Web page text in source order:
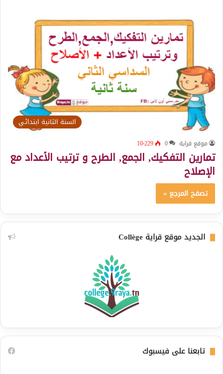
السنة الثانية ابتدائي
موقع قراية 0 10٬229
تمارين التفكيك, الجمع, الطرح و ترتيب الأعداد مع
الإصلاح
تصفح المرجع »
الجديد موقع قراية Collège
تابعنا على فيسبوك